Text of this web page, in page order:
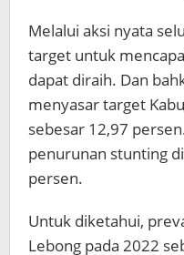
Melalui aksi nyata
target untuk
dapat diraih. Dan
menyasar target
sebesar 12,97
penurunan stunting
persen.
Untuk diketahui,
Lebong pada 2022